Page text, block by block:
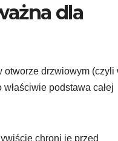
dla
otworze drzwiowym (czyli
podstawa całej
chroni je przed